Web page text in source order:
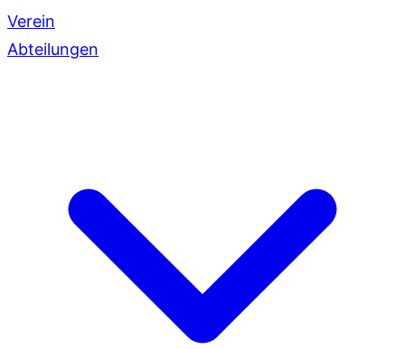
Verein
Abteilungen